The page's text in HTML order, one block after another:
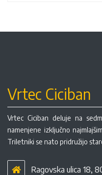
Vrtec Ciciban
Vrtec Ciciban deluje na
namenjene izključno
Triletniki se nato pridružijo
Ragovska ulica 18,